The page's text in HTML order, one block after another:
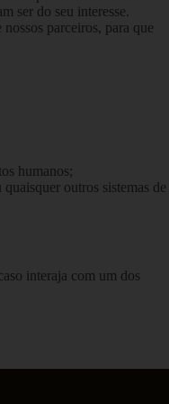
ser do seu interesse.
parceiros, para que
humanos;
outros sistemas de
interaja com um dos